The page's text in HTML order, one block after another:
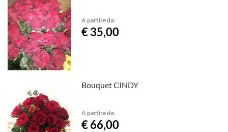
A partire da:
€ 35,00
Bouquet CINDY
A partire da:
€ 66,00